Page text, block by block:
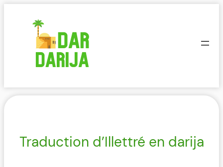
Traduction d’Illettré en darija